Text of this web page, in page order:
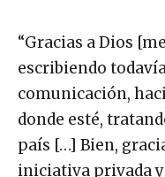
“Gracias a Dios
escribiendo
comunicación,
donde esté,
país […] Bien,
iniciativa privada y